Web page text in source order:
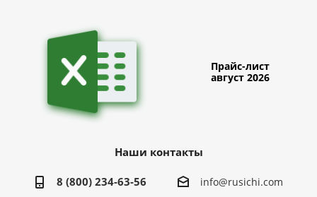
Прайс-лист
август 2026
Наши контакты
8 (800) 234-63-56 info@rusichi.com